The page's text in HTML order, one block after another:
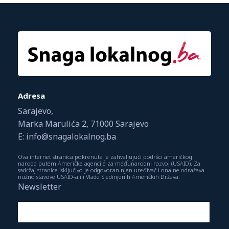
Adresa
Sarajevo,
Marka Marulića 2, 71000 Sarajevo
E: info@snagalokalnog.ba
Ova internet stranica pokrenuta je zahvaljujući podršci američkog
naroda putem Američke agencije za međunarodni razvoj (USAID). Za
sadržaj stranice isključivo je odgovoran njen uređivač i ona ne odražava
nužno stavove USAID-a ili Vlade Sjedinjenih Američkih Država.
Newsletter